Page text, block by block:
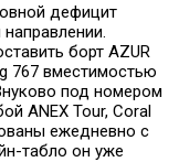
дефицит
борт AZUR
767 вместимостью
под номером
ANEX Tour, Coral
ежедневно с
табло он уже